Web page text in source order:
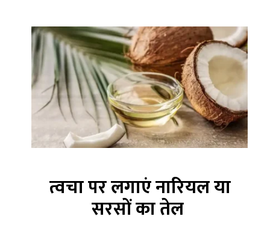
त्वचा पर लगाएं नारियल या
सरसों का तेल